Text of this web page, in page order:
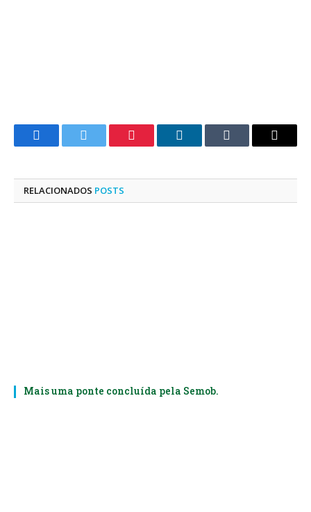
FacebookTwitter Pinterest LinkedInTumblr
E-
RELACIONADOS POSTS
Mais uma ponte concluída pela Semob.